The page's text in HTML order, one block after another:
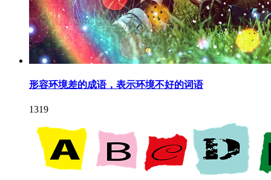
形容环境差的成语，表示环境不好的词语
1319